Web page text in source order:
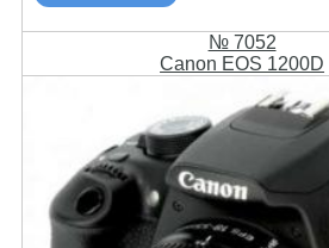
№ 7052
Canon EOS 1200D